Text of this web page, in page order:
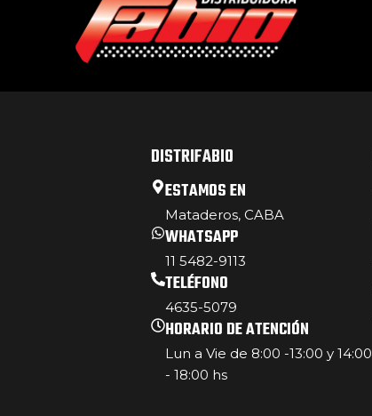
DISTRIFABIO
ESTAMOS EN
Mataderos, CABA
WHATSAPP
11 5482-9113
TELÉFONO
4635-5079
HORARIO DE ATENCIÓN
Lun a Vie de 8:00 -13:00 y 14:00
- 18:00 hs